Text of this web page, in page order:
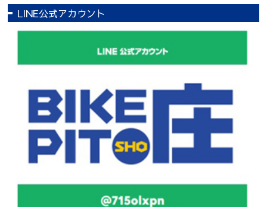
LINE公式アカウント